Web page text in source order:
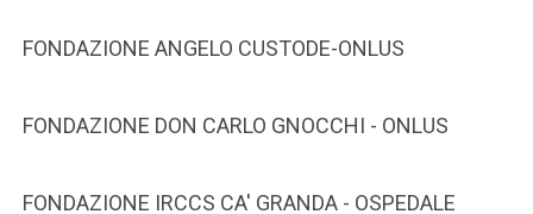
FONDAZIONE ANGELO CUSTODE-ONLUS
FONDAZIONE DON CARLO GNOCCHI - ONLUS
FONDAZIONE IRCCS CA' GRANDA - OSPEDALE